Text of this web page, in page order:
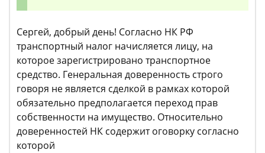
Сергей, добрый день! Согласно НК РФ
транспортный налог начисляется лицу, на
которое зарегистрировано транспортное
средство. Генеральная доверенность строго
говоря не является сделкой в рамках которой
обязательно предполагается переход прав
собственности на имущество. Относительно
доверенностей НК содержит оговорку согласно
которой